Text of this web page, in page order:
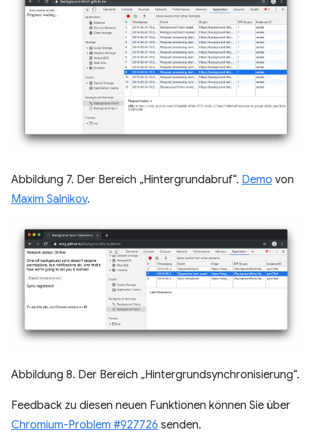
Abbildung 7. Der Bereich „Hintergrundabruf“. Demo von
Maxim Salnikov.
Abbildung 8. Der Bereich „Hintergrundsynchronisierung“.
Feedback zu diesen neuen Funktionen können Sie über
Chromium-Problem #927726 senden.